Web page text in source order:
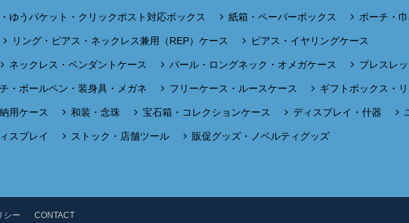
ゆうパケット・クリックポスト対応ボックス 紙箱・ペーパーボックス ポーチ・
リング・ピアス・ネックレス兼用（REP）ケース ピアス・イヤリングケース
ネックレス・ペンダントケース パール・ロングネック・オメガケース ブレスレ
・ボールペン・装身具・メガネ フリーケース・ルースケース ギフトボックス・
用ケース 和装・念珠 宝石箱・コレクションケース ディスプレイ・什器
スプレイ ストック・店舗ツール 販促グッズ・ノベルティグッズ
シー CONTACT